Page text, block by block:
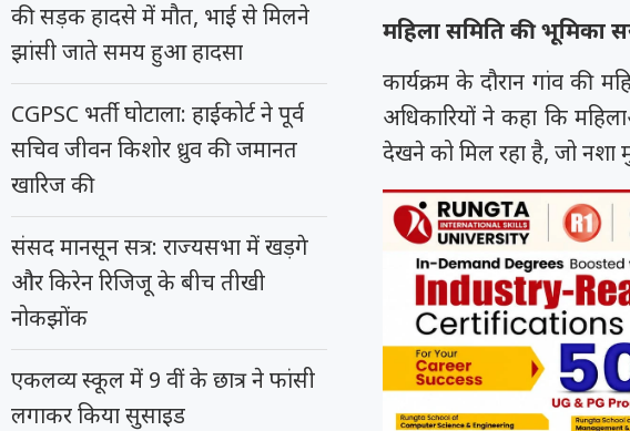
महिला समिति की भूमिका
कार्यक्रम के दौरान गांव की
अधिकारियों ने कहा कि
देखने को मिल रहा है, जो नशा
की सड़क हादसे में मौत, भाई से मिलने
झांसी जाते समय हुआ हादसा
CGPSC भर्ती घोटाला: हाईकोर्ट ने पूर्व
सचिव जीवन किशोर ध्रुव की जमानत
खारिज की
संसद मानसून सत्र: राज्यसभा में खड़गे
और किरेन रिजिजू के बीच तीखी
नोकझोंक
एकलव्य स्कूल में 9 वीं के छात्र ने फांसी
लगाकर किया सुसाइड